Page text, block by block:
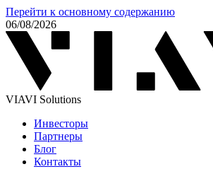
Перейти к основному содержанию
06/08/2026
VIAVI Solutions
Инвесторы
Партнеры
Блог
Контакты